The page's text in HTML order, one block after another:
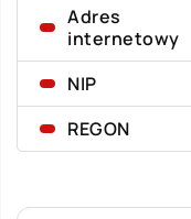
Adres
internetowy
NIP
REGON